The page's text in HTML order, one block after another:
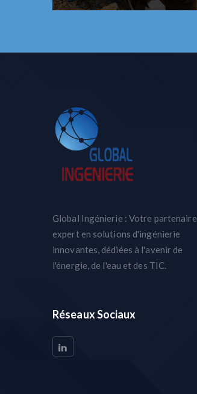
Global Ingénierie : Votre partenaire
expert en solutions d'ingénierie
innovantes, dédiées à l'avenir de
l'énergie, de l'eau et des TIC.
Réseaux Sociaux